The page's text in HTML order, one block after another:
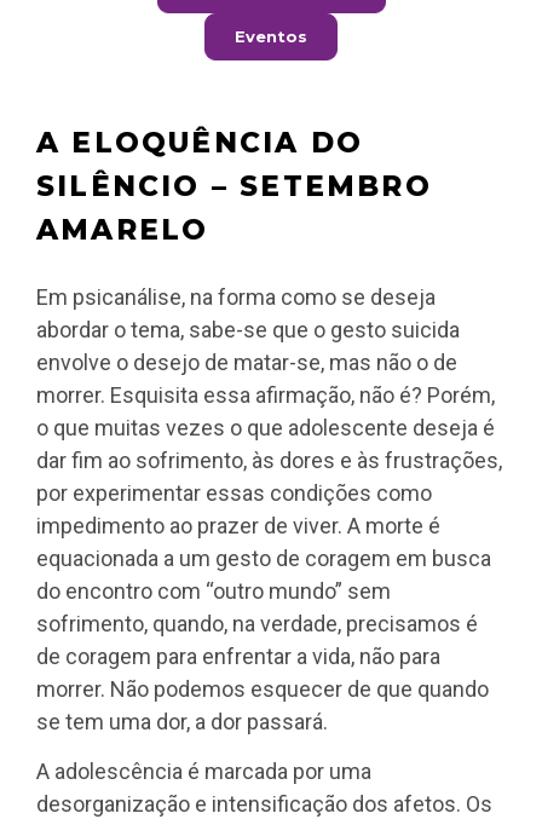
Eventos
A ELOQUÊNCIA DO
SILÊNCIO – SETEMBRO
AMARELO
Em psicanálise, na forma como se deseja
abordar o tema, sabe-se que o gesto suicida
envolve o desejo de matar-se, mas não o de
morrer. Esquisita essa afirmação, não é? Porém,
o que muitas vezes o que adolescente deseja é
dar fim ao sofrimento, às dores e às frustrações,
por experimentar essas condições como
impedimento ao prazer de viver. A morte é
equacionada a um gesto de coragem em busca
do encontro com “outro mundo” sem
sofrimento, quando, na verdade, precisamos é
de coragem para enfrentar a vida, não para
morrer. Não podemos esquecer de que quando
se tem uma dor, a dor passará.
A adolescência é marcada por uma
desorganização e intensificação dos afetos. Os